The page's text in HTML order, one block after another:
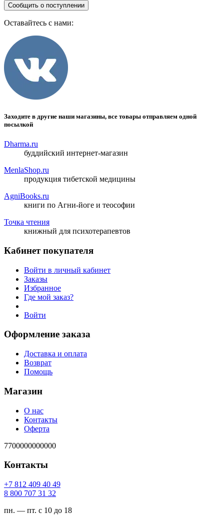
Сообщить о поступлении
Оставайтесь с нами:
Заходите в другие наши магазины, все товары отправляем одной
посылкой
Dharma.ru
буддийский интернет-магазин
MenlaShop.ru
продукция тибетской медицины
AgniBooks.ru
книги по Агни-йоге и теософии
Точка чтения
книжный для психотерапевтов
Кабинет покупателя
Войти в личный кабинет
Заказы
Избранное
Где мой заказ?
Войти
Оформление заказа
Доставка и оплата
Возврат
Помощь
Магазин
О нас
Контакты
Оферта
7700000000000
Контакты
94 04 904 218 7+
23 13 707 008 8
пн. — пт. с 10 до 18